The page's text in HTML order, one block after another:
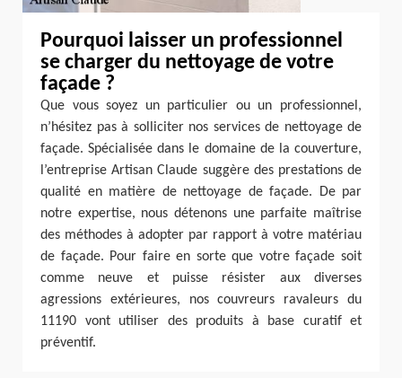
Pourquoi laisser un professionnel
se charger du nettoyage de votre
façade ?
Que vous soyez un particulier ou un professionnel,
n’hésitez pas à solliciter nos services de nettoyage de
façade. Spécialisée dans le domaine de la couverture,
l’entreprise Artisan Claude suggère des prestations de
qualité en matière de nettoyage de façade. De par
notre expertise, nous détenons une parfaite maîtrise
des méthodes à adopter par rapport à votre matériau
de façade. Pour faire en sorte que votre façade soit
comme neuve et puisse résister aux diverses
agressions extérieures, nos couvreurs ravaleurs du
11190 vont utiliser des produits à base curatif et
préventif.